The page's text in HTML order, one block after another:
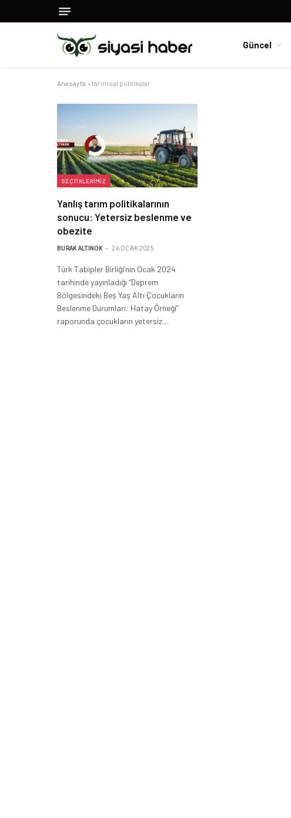
Güncel
Anasayfa » tarımsal politikalar
SEÇTIKLERIMIZ
Yanlış tarım politikalarının
sonucu: Yetersiz beslenme ve
obezite
BURAK ALTINOK 26 OCAK 2025
Türk Tabipler Birliği’nin Ocak 2024
tarihinde yayınladığı “Deprem
Bölgesindeki Beş Yaş Altı Çocukların
Beslenme Durumları: Hatay Örneği”
raporunda çocukların yetersiz…